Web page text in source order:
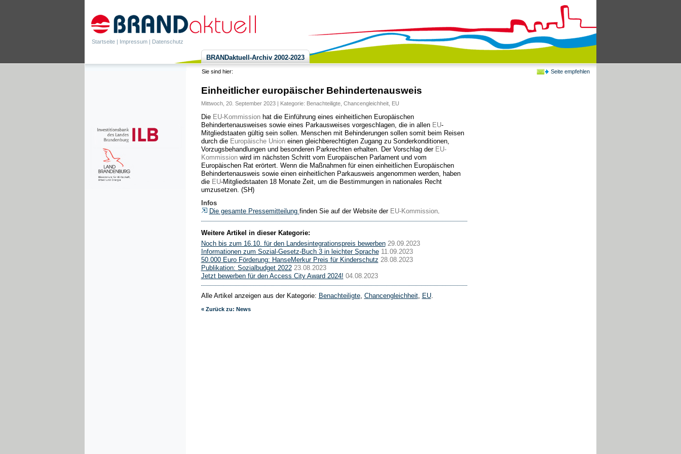
Startseite | Impressum | Datenschutz
Seite empfehlen
BRANDaktuell-Archiv 2002-2023
Sie sind hier:
Einheitlicher europäischer Behindertenausweis
Mittwoch, 20. September 2023 | Kategorie: Benachteiligte, Chancengleichheit, EU
Die EU-Kommissionhat die Einführung eines einheitlichen Europäischen
Behindertenausweises sowie eines Parkausweises vorgeschlagen, die in allen EU-
Mitgliedstaaten gültig sein sollen. Menschen mit Behinderungen sollen somit beim Reisen
durch die Europäische Unioneinen gleichberechtigten Zugang zu Sonderkonditionen,
Vorzugsbehandlungen und besonderen Parkrechten erhalten. Der Vorschlag der EU-
Kommissionwird im nächsten Schritt vom Europäischen Parlament und vom
Europäischen Rat erörtert. Wenn die Maßnahmen für einen einheitlichen Europäischen
Behindertenausweis sowie einen einheitlichen Parkausweis angenommen werden, haben
die EU-Mitgliedstaaten 18 Monate Zeit, um die Bestimmungen in nationales Recht
umzusetzen. (SH)
Infos
Die gesamte Pressemitteilung finden Sie auf der Website der EU-Kommission.
Weitere Artikel in dieser Kategorie:
Noch bis zum 16.10. für den Landesintegrationspreis bewerben 29.09.2023
Informationen zum Sozial-Gesetz-Buch 3 in leichter Sprache 11.09.2023
50.000 Euro Förderung: HanseMerkur Preis für Kinderschutz 28.08.2023
Publikation: Sozialbudget 2022 23.08.2023
Jetzt bewerben für den Access City Award 2024! 04.08.2023
Alle Artikel anzeigen aus der Kategorie: Benachteiligte, Chancengleichheit, EU.
« Zurück zu: News